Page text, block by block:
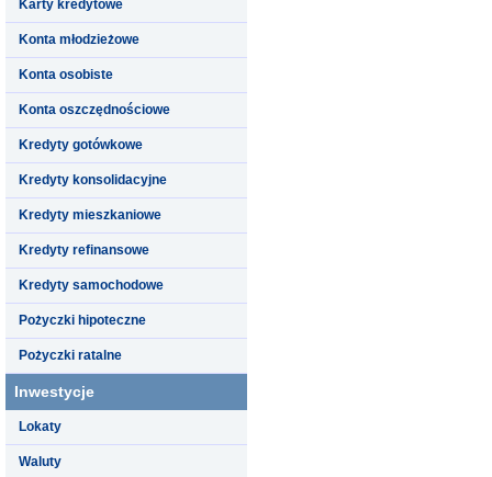
Karty kredytowe
Konta młodzieżowe
Konta osobiste
Konta oszczędnościowe
Kredyty gotówkowe
Kredyty konsolidacyjne
Kredyty mieszkaniowe
Kredyty refinansowe
Kredyty samochodowe
Pożyczki hipoteczne
Pożyczki ratalne
Inwestycje
Lokaty
Waluty